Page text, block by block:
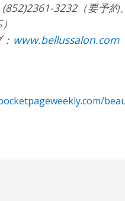
(852)2361-3232（要予
www.bellussalon.com